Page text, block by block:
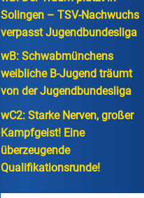
Solingen – TSV-Nachwuchs
verpasst Jugendbundesliga
wB: Schwabmünchens
weibliche B-Jugend träumt
von der Jugendbundesliga
wC2: Starke Nerven, großer
Kampfgeist! Eine
überzeugende
Qualifikationsrunde!